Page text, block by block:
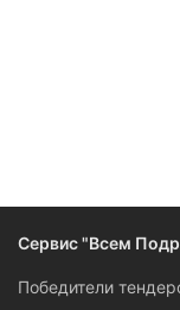
Сервис "Всем
Победители